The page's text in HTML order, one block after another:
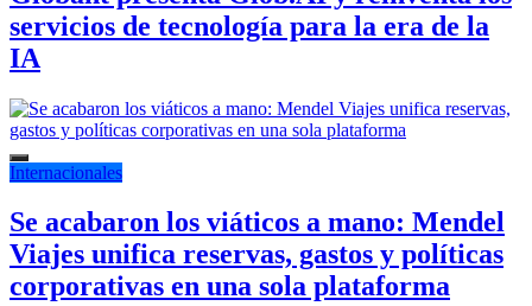
servicios de tecnología para la era de la
IA
Internacionales
Se acabaron los viáticos a mano: Mendel
Viajes unifica reservas, gastos y políticas
corporativas en una sola plataforma